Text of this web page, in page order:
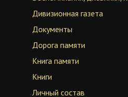
Дивизионная газета
Документы
Дорога памяти
Книга памяти
Книги
Личный состав